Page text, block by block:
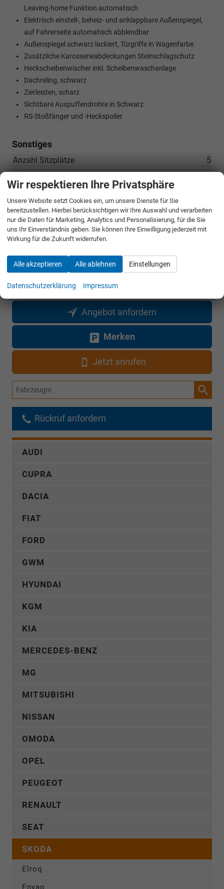
Leaving-home Funktion automatisch
Elektrisch einstell-, beheiz- und anklappbare Außenspiegel,
auf Fahrerseite automatisch abblendbar
Außenspiegel schwarz lackiert, Türgriffe in Wagenfarbe
Zusätzliche Karosserieabdeckungen Steinschlagschutz
Heckscheibenwischer inkl. Scheibenwaschanlage
Dachreling, schwarz
Zierleisten, scharz
Sichtbare Auspuffendrohre in Schwarz
RS-Stoßfänger und -Heckspoiler
Sonstiges
5
Anzahl Sitzplätze
Kilometerstand
1520 kg
Leergewicht
Gesamtpreis
incl. 19% MwSt. und den Kosten für Überführung und Kfz-Brief
Bestellunterlagen anfordern
Angebot anfordern
Merken
Jetzt anrufen
Fahrzeugnr.
Rückruf anfordern
AUDI
CUPRA
DACIA
FIAT
FORD
GWM
HYUNDAI
KGM
KIA
MERCEDES-BENZ
MG
MITSUBISHI
NISSAN
OMODA
OPEL
PEUGEOT
RENAULT
SEAT
SKODA
Elroq
Enyaq
Wir respektieren Ihre Privatsphäre
Unsere Website setzt Cookies ein, um unsere Dienste für Sie
bereitzustellen. Hierbei berücksichtigen wir Ihre Auswahl und verarbeiten
nur die Daten für Marketing, Analytics und Personalisierung, für die Sie
uns Ihr Einverständnis geben. Sie können Ihre Einwilligung jederzeit mit
Wirkung für die Zukunft widerrufen.
Alle akzeptieren Alle ablehnen Einstellungen
Datenschutzerklärung Impressum